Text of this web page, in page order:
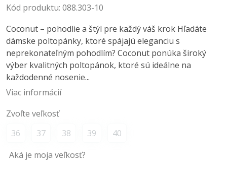
Kód produktu: 088.303-10
Coconut – pohodlie a štýl pre každý váš krok Hľadáte
dámske poltopánky, ktoré spájajú eleganciu s
neprekonateľným pohodlím? Coconut ponúka široký
výber kvalitných poltopánok, ktoré sú ideálne na
každodenné nosenie...
Viac informácií
Zvoľte veľkosť
36
37 38 39
40
Aká je moja veľkosť?